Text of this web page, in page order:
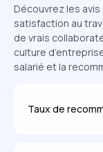
Découvrez les
satisfaction au
de vrais
culture
salarié et la
Taux de